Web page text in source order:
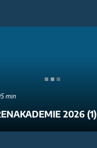
min
2026 (1)